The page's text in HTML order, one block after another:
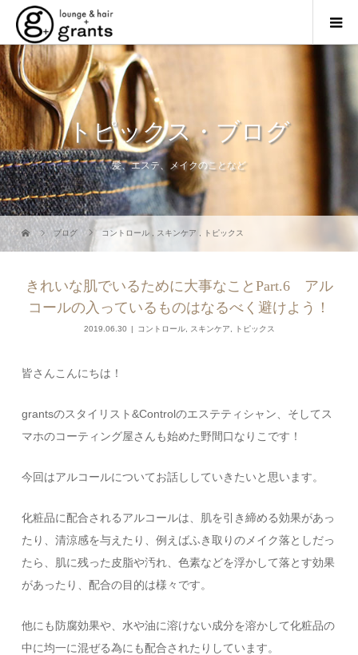
トピックス・ブログ
髪、エステ、メイクのことなど
ブログ コントロール スキンケア トピックス
きれいな肌でいるために大事なことPart.6 アル
コールの入っているものはなるべく避けよう！
2019.06.30 コントロール, スキンケア トピックス
皆さんこんにちは！
grantsのスタイリスト&Controlのエステティシャン、そしてス
マホのコーティング屋さんも始めた野間口なりこです！
今回はアルコールについてお話ししていきたいと思います。
化粧品に配合されるアルコールは、肌を引き締める効果があっ
たり、清涼感を与えたり、例えばふき取りのメイク落としだっ
たら、肌に残った皮脂や汚れ、色素などを浮かして落とす効果
があったり、配合の目的は様々です。
他にも防腐効果や、水や油に溶けない成分を溶かして化粧品の
中に均一に混ぜる為にも配合されたりしています。